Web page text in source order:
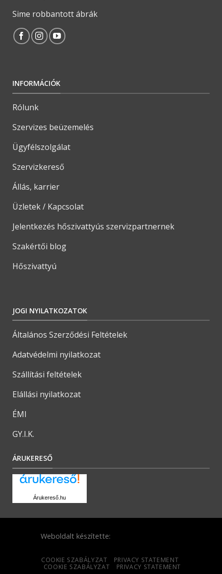
Sime robbantott ábrák
INFORMÁCIÓK
Rólunk
Szervizes beüzemelés
Ügyfélszolgálat
Szervizkereső
Állás, karrier
Üzletek / Kapcsolat
Jelentkezés hőszivattyús szervizpartnernek
Szakértői blog
Hőszivattyú
JOGI NYILATKOZATOK
Általános Szerződési Feltételek
Adatvédelmi nyilatkozat
Szállítási feltételek
Elállási nyilatkozat
ÉMI
GY.I.K.
ÁRUKERESŐ
Árukereső.hu
Weboldalt készítette:
COOKIE SZABÁLYZAT
PRIVACY STATEMENT
COOKIE SZABÁLYZAT
PRIVACY STATEMENT